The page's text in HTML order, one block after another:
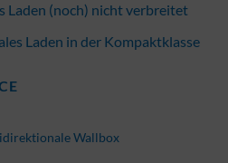
Laden (noch) nicht verbreitet
Laden in der Kompaktklasse
Wallbox